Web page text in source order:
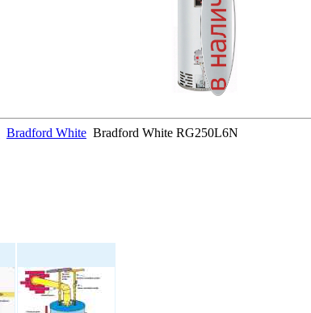
Bradford White Bradford White RG250L6N